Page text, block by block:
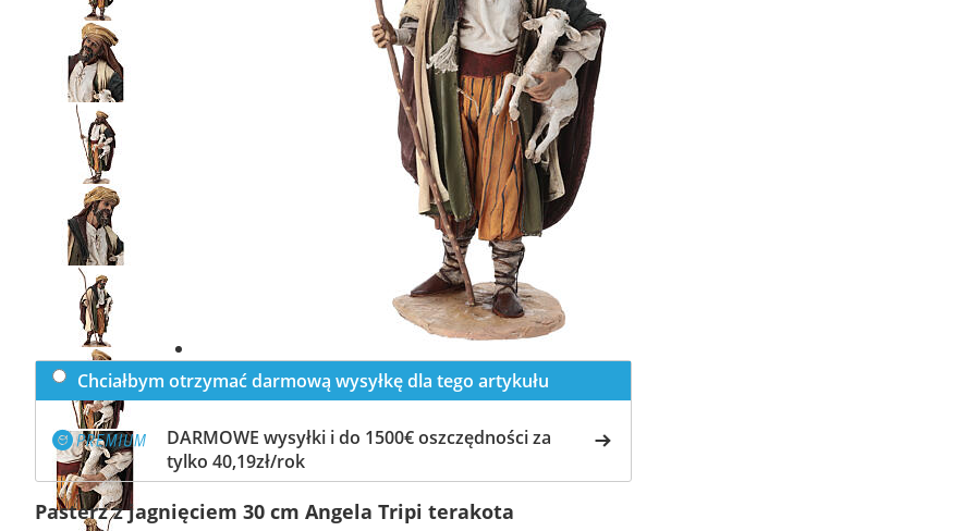
Previous
slide
Next
slide
Chciałbym otrzymać darmową wysyłkę dla tego artykułu
DARMOWE wysyłki i do 1500€ oszczędności za
tylko 40,19zł/rok
Pasterz z jagnięciem 30 cm Angela Tripi terakota